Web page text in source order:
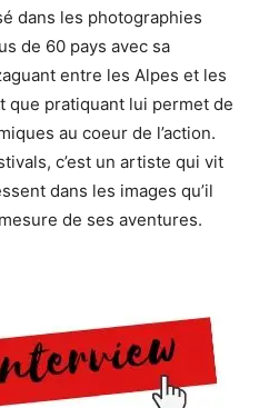
dans les photographies
de 60 pays avec sa
entre les Alpes et les
que pratiquant lui permet de
au coeur de l’action.
c’est un artiste qui vit
dans les images qu’il
de ses aventures.